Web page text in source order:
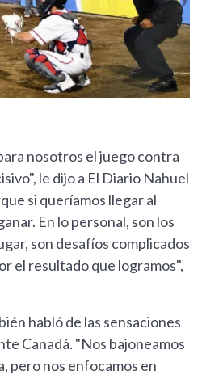
nosotros el juego contra
le dijo a El Diario Nahuel
si queríamos llegar al
En lo personal, son los
son desafíos complicados
el resultado que logramos",
habló de las sensaciones
Canadá. "Nos bajoneamos
pero nos enfocamos en